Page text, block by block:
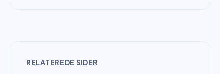
RELATEREDE SIDER